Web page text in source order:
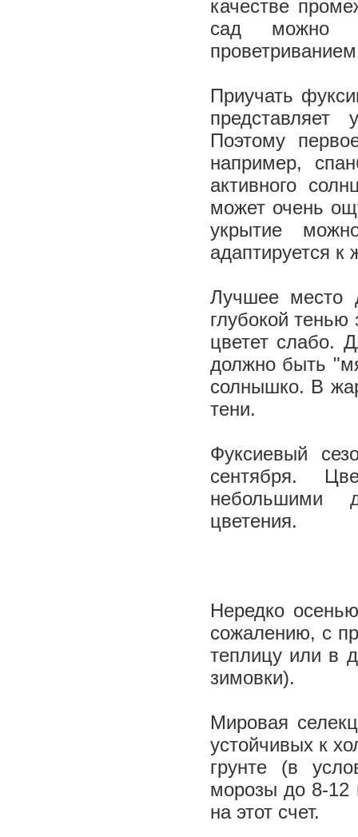
качестве
сад можно
Приучать
представляет
Поэтому
например,
активного
может очень
укрытие
адаптируется
Лучшее место
глубокой
цветет слабо.
должно быть
солнышко. В
тени.
Фуксиевый
сентября.
небольшими
цветения.
Нередко
сожалению, с
теплицу или в
зимовки).
Мировая
устойчивых к
грунте (в
морозы до ­8-­12
на этот счет.